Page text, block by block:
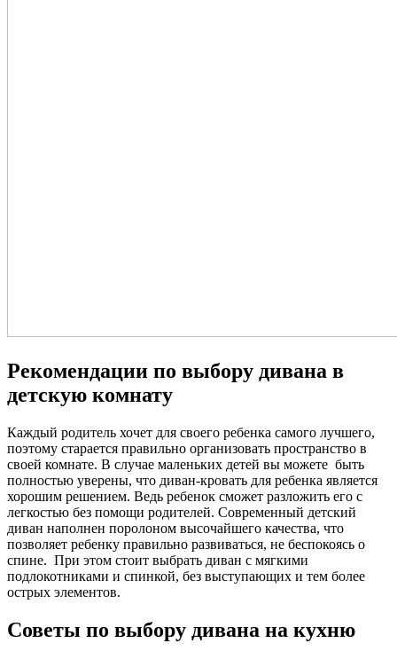
Рекомендации по выбору дивана в
детскую комнату
Каждый родитель хочет для своего ребенка самого лучшего,
поэтому старается правильно организовать пространство в
своей комнате. В случае маленьких детей вы можете быть
полностью уверены, что диван-кровать для ребенка является
хорошим решением. Ведь ребенок сможет разложить его с
легкостью без помощи родителей. Современный детский
диван наполнен поролоном высочайшего качества, что
позволяет ребенку правильно развиваться, не беспокоясь о
спине. При этом стоит выбрать диван с мягкими
подлокотниками и спинкой, без выступающих и тем более
острых элементов.
Советы по выбору дивана на кухню